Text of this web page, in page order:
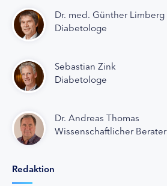
Dr. med. Günther Limberg
Diabetologe
Sebastian Zink
Diabetologe
Dr. Andreas Thomas
Wissenschaftlicher Berater
Redaktion